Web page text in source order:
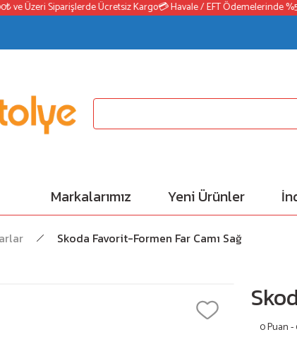
Üzeri Siparişlerde Ücretsiz Kargo💳 Havale / EFT Ödemelerinde %5
Markalarımız Yeni Ürünler
Skoda Favorit-Formen Far Camı Sağ
0 Puan